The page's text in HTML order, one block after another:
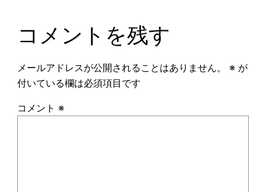
コメントを残す
メールアドレスが公開されることはありません。 ※が
付いている欄は必須項目です
コメント ※